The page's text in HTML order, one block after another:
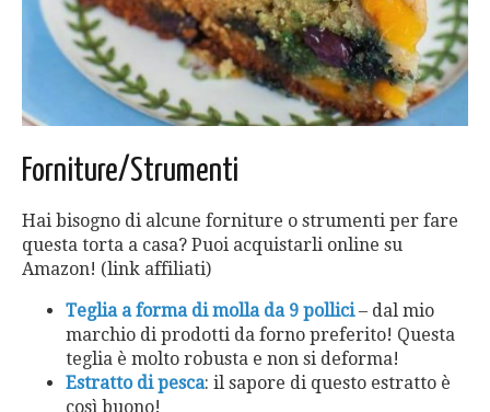
Forniture/Strumenti
Hai bisogno di alcune forniture o strumenti per fare
questa torta a casa? Puoi acquistarli online su
Amazon! (link affiliati)
Teglia a forma di molla da 9 pollici– dal mio
marchio di prodotti da forno preferito! Questa
teglia è molto robusta e non si deforma!
Estratto di pesca: il sapore di questo estratto è
così buono!